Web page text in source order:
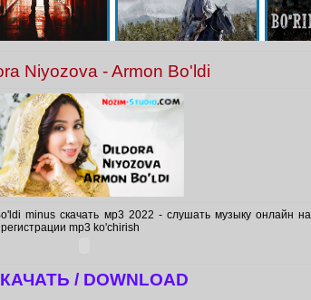
Niyozova - Armon Bo'ldi
minus скачать мр3 2022 - слушать музыку онлайн на
mp3 ko'chirish
/ DOWNLOAD